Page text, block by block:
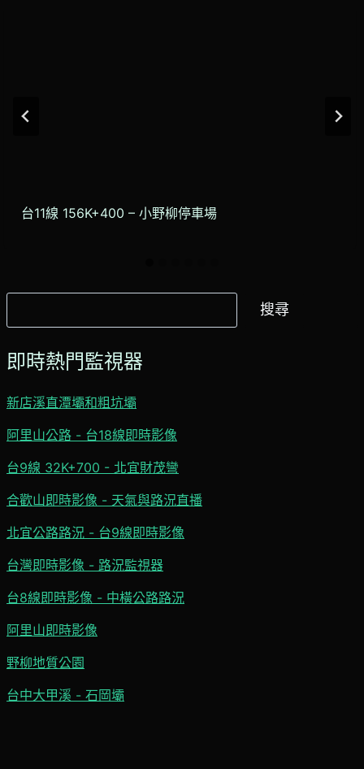
台11線 156K+400 – 小野柳停車場
尋
搜尋
即時熱門監視器
新店溪直潭壩和粗坑壩
阿里山公路 - 台18線即時影像
台9線 32K+700 - 北宜財茂彎
合歡山即時影像 - 天氣與路況直播
北宜公路路況 - 台9線即時影像
台灣即時影像 - 路況監視器
台8線即時影像 - 中橫公路路況
阿里山即時影像
野柳地質公園
台中大甲溪 - 石岡壩